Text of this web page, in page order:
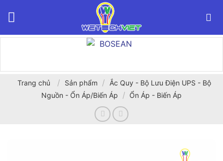
Trang chủ / Sản phẩm /
Ắc Quy - Bộ Lưu Điện UPS - Bộ
Nguồn - Ổn Áp/Biến Áp
/ Ổn Áp - Biến Áp